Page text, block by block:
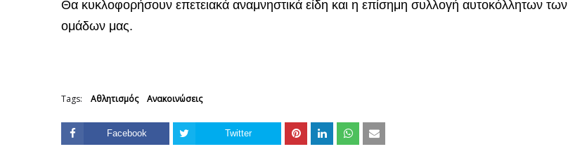
Θα κυκλοφορήσουν επετειακά αναμνηστικά είδη και η επίσημη συλλογή αυτοκόλλητων των
ομάδων μας.
Tags: Αθλητισμός Ανακοινώσεις
Facebook Twitter